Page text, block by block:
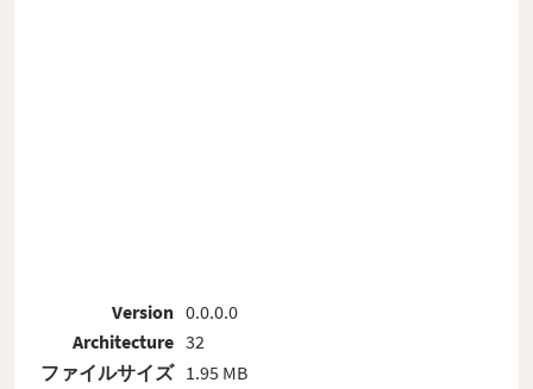
Version
Architecture
ファイルサイズ
0.0.0.0
32
1.95 MB